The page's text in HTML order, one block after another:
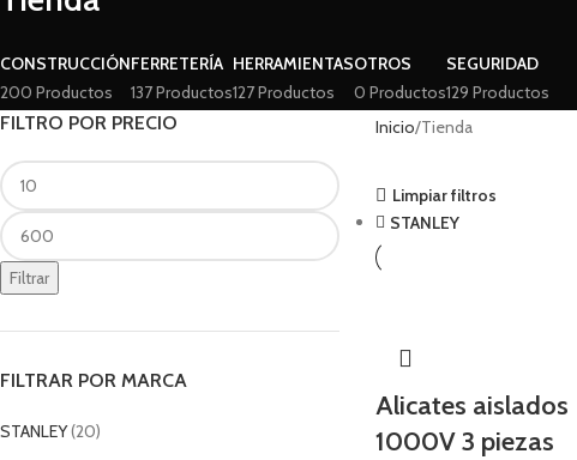
CONSTRUCCIÓN
200 Productos
FERRETERÍA
137 Productos
HERRAMIENTAS
127 Productos
OTROS
0 Productos
SEGURIDAD
129 Productos
FILTRO POR PRECIO
Filtrar
FILTRAR POR MARCA
STANLEY(20)
Inicio Tienda
Limpiar filtros
STANLEY
Alicates aislados
1000V 3 piezas